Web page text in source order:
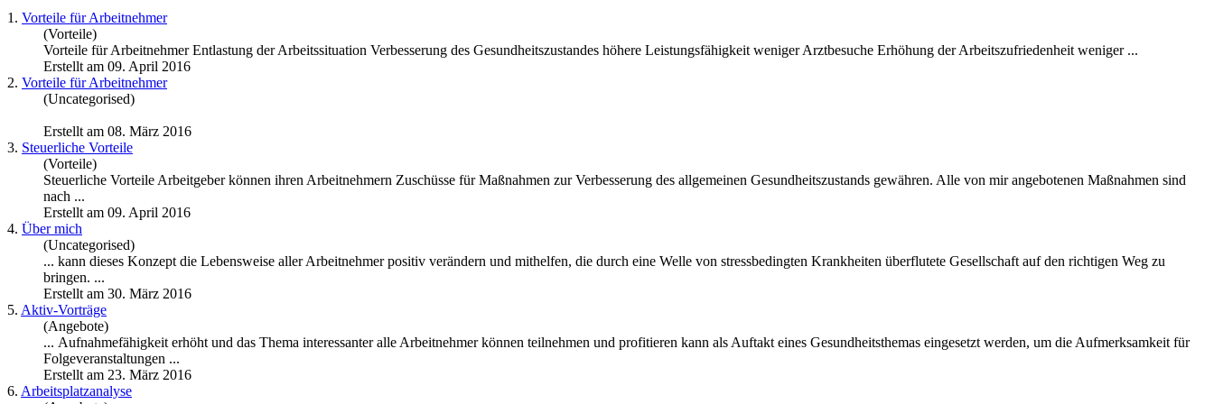
1. Vorteile fürArbeitnehmer
(Vorteile)
Vorteile fürArbeitnehmerEntlastung der Arbeitssituation Verbesserung des Gesundheitszustandes höhere Leistungsfähigkeit weniger Arztbesuche Erhöhung der Arbeitszufriedenheit weniger ...
Erstellt am 09. April 2016
2. Vorteile fürArbeitnehmer
(Uncategorised)
Erstellt am 08. März 2016
3. Steuerliche Vorteile
(Vorteile)
Steuerliche Vorteile Arbeitgeber können ihren Arbeitnehmern Zuschüsse für Maßnahmen zur Verbesserung des allgemeinen Gesundheitszustands gewähren. Alle von mir angebotenen Maßnahmen sind
nach ...
Erstellt am 09. April 2016
4. Über mich
(Uncategorised)
... kann dieses Konzept die Lebensweise allerArbeitnehmerpositiv verändern und mithelfen, die durch eine Welle von stressbedingten Krankheiten überflutete Gesellschaft auf den richtigen Weg zu
bringen. ...
Erstellt am 30. März 2016
5. Aktiv-Vorträge
(Angebote)
... Aufnahmefähigkeit erhöht und das Thema interessanter alle Arbeitnehmerkönnen teilnehmen und profitieren kann als Auftakt eines Gesundheitsthemas eingesetzt werden, um die Aufmerksamkeit für
Folgeveranstaltungen ...
Erstellt am 23. März 2016
6. Arbeitsplatzanalyse